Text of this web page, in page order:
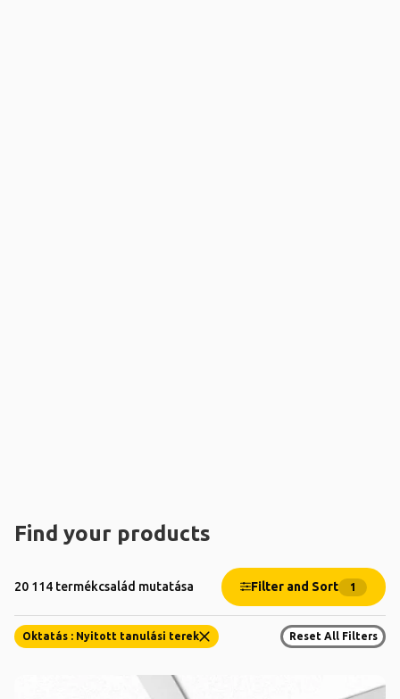
Find your products
20 114 termékcsalád mutatása Filter and Sort 1
Oktatás : Nyitott tanulási terek Reset All Filters